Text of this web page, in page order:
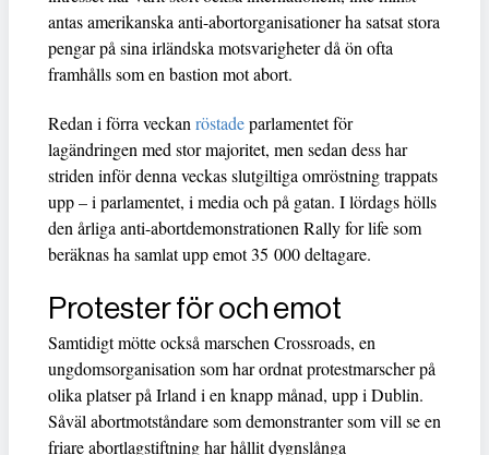
antas amerikanska anti-abortorganisationer ha satsat stora
pengar på sina irländska motsvarigheter då ön ofta
framhålls som en bastion mot abort.
Redan i förra veckan röstadeparlamentet för
lagändringen med stor majoritet, men sedan dess har
striden inför denna veckas slutgiltiga omröstning trappats
upp – i parlamentet, i media och på gatan. I lördags hölls
den årliga anti-abortdemonstrationen Rally for life som
beräknas ha samlat upp emot 35 000 deltagare.
Protester för och emot
Samtidigt mötte också marschen Crossroads, en
ungdomsorganisation som har ordnat protestmarscher på
olika platser på Irland i en knapp månad, upp i Dublin.
Såväl abortmotståndare som demonstranter som vill se en
friare abortlagstiftning har hållit dygnslånga